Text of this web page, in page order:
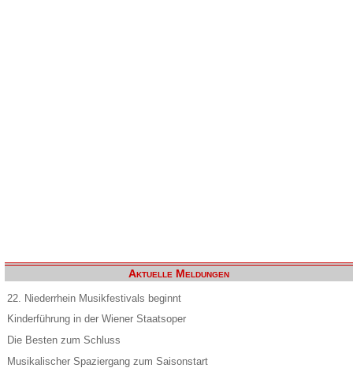
Aktuelle Meldungen
22. Niederrhein Musikfestivals beginnt
Kinderführung in der Wiener Staatsoper
Die Besten zum Schluss
Musikalischer Spaziergang zum Saisonstart